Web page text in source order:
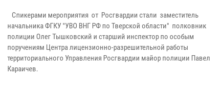
Спикерами мероприятия от Росгвардии стали заместитель
начальника ФГКУ "УВО ВНГ РФ по Тверской области" полковник
полиции Олег Тышковский и старший инспектор по особым
поручениям Центра лицензионно-разрешительной работы
территориального Управления Росгвардии майор полиции Павел
Караичев.